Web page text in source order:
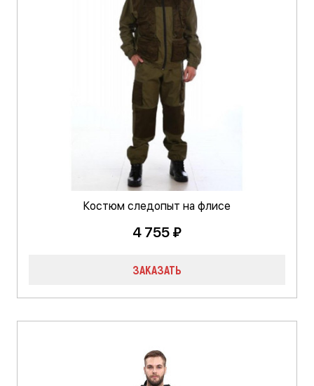
Костюм следопыт на флисе
4 755 ₽
ЗАКАЗАТЬ